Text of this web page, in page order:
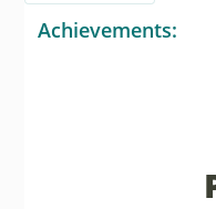
Achievements: